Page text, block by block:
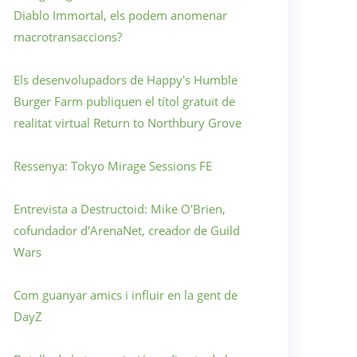
Diablo Immortal, els podem anomenar
macrotransaccions?
Els desenvolupadors de Happy's Humble
Burger Farm publiquen el títol gratuït de
realitat virtual Return to Northbury Grove
Ressenya: Tokyo Mirage Sessions FE
Entrevista a Destructoid: Mike O'Brien,
cofundador d'ArenaNet, creador de Guild
Wars
Com guanyar amics i influir en la gent de
DayZ